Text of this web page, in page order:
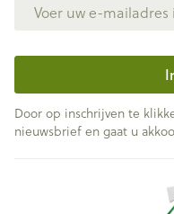
Door op inschrijven te
nieuwsbrief en gaat u